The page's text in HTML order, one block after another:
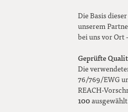
Die Basis
unserem
bei uns vor Ort
Geprüfte
Die
76/769/EWG
REACH-
100